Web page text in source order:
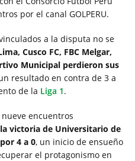
por el canal GOLPERU.
a la disputa no se
Cusco FC, FBC Melgar,
Municipal perdieron sus
resultado en contra de 3 a
de la Liga 1.
encuentros
victoria de Universitario de
4 a 0, un inicio de ensueño
el protagonismo en